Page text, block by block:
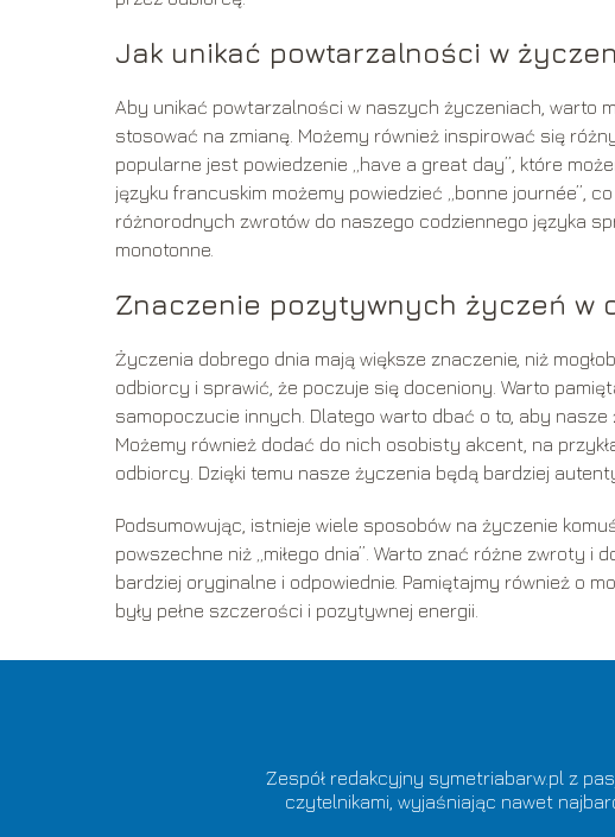
Jak unikać powtarzalności w
Aby unikać powtarzalności w naszych życzeniach, warto
stosować na zmianę. Możemy również inspirować się
popularne jest powiedzenie „have a great day”, które
języku francuskim możemy powiedzieć „bonne journée”,
różnorodnych zwrotów do naszego codziennego języka
monotonne.
Znaczenie pozytywnych życzeń w
Życzenia dobrego dnia mają większe znaczenie, niż
odbiorcy i sprawić, że poczuje się doceniony. Warto
samopoczucie innych. Dlatego warto dbać o to, aby
Możemy również dodać do nich osobisty akcent, na
odbiorcy. Dzięki temu nasze życzenia będą bardziej
Podsumowując, istnieje wiele sposobów na życzenie
powszechne niż „miłego dnia”. Warto znać różne zwroty
bardziej oryginalne i odpowiednie. Pamiętajmy również o
były pełne szczerości i pozytywnej energii.
Zespół redakcyjny symetriabarw.pl z
czytelnikami, wyjaśniając nawet